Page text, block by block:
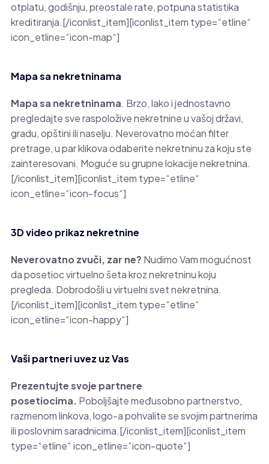
otplatu, godišnju, preostale rate, potpuna statistika
kreditiranja.[/iconlist_item][iconlist_item type=“etline“
icon_etline=“icon-map“]
Mapa sa nekretninama
Mapa sa nekretninama. Brzo, lako i jednostavno
pregledajte sve raspoložive nekretnine u vašoj državi,
gradu, opštini ili naselju. Neverovatno moćan filter
pretrage, u par klikova odaberite nekretninu za koju ste
zainteresovani. Moguće su grupne lokacije nekretnina.
[/iconlist_item][iconlist_item type=“etline“
icon_etline=“icon-focus“]
3D video prikaz nekretnine
Neverovatno zvuči, zar ne? Nudimo Vam mogućnost
da posetioc virtuelno šeta kroz nekretninu koju
pregleda. Dobrodošli u virtuelni svet nekretnina.
[/iconlist_item][iconlist_item type=“etline“
icon_etline=“icon-happy“]
Vaši partneri uvez uz Vas
Prezentujte svoje partnere
posetiocima. Poboljšajte međusobno partnerstvo,
razmenom linkova, logo-a pohvalite se svojim partnerima
ili poslovnim saradnicima.[/iconlist_item][iconlist_item
type=“etline“ icon_etline=“icon-quote“]